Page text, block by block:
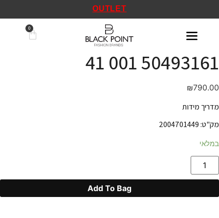
OUTLET
50493161 001 41
₪790.00
מדריך מידות
מק"ט: 2004701449
במלאי
Add To Bag